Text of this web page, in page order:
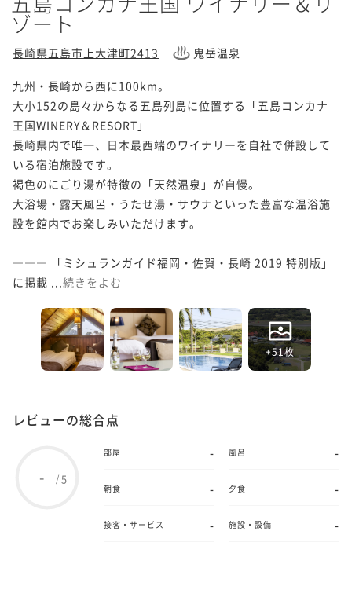
ゾート
長崎県五島市上大津町2413 鬼岳温泉
九州・長崎から西に100km。
大小152の島々からなる五島列島に位置する「五島コンカナ
王国WINERY＆RESORT」
長崎県内で唯一、日本最西端のワイナリーを自社で併設して
いる宿泊施設です。
褐色のにごり湯が特徴の「天然温泉」が自慢。
大浴場・露天風呂・うたせ湯・サウナといった豊富な温浴施
設を館内でお楽しみいただけます。
――― 「ミシュランガイド福岡・佐賀・長崎 2019 特別版」
に掲載 ... 続きをよむ
+51枚
レビューの総合点
- / 5
部屋 - 風呂 -
朝食 - 夕食 -
接客・サービス - 施設・設備 -